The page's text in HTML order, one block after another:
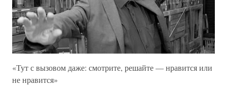
«Тут с вызовом даже: смотрите, решайте — нравится или
не нравится»